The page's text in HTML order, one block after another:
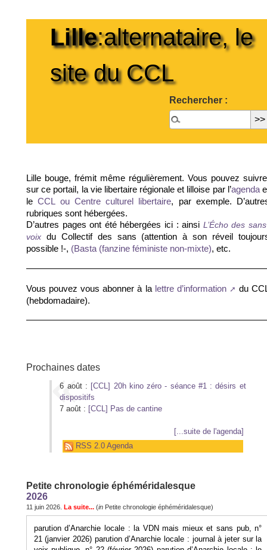
Lille:alternataire, le
site du CCL
Rechercher :
Lille bouge, frémit même régulièrement. Vous pouvez
sur ce portail, la vie libertaire régionale et lilloise par l’agenda
leCCL ou Centre culturel libertaire, par exemple.
rubriques sont hébergées.
D’autres pages ont été hébergées ici : ainsi L’Écho des
voix du Collectif des sans (attention à son réveil
possible !-, (Basta (fanzine féministe non-mixte), etc.
Vous pouvez vous abonner à la lettre d’information
du
(hebdomadaire).
Prochaines dates
6 août : [CCL] 20h kino zéro - séance #1 : désirs et
dispositifs
7 août : [CCL] Pas de cantine
[...suite de l'agenda]
RSS 2.0 Agenda
Petite chronologie éphéméridalesque
2026
11 juin 2026. La suite... (in Petite chronologie éphéméridalesque)
parution d’Anarchie locale : la VDN mais mieux et sans pub, n°
21 (janvier 2026) parution d’Anarchie locale : journal à jeter sur la